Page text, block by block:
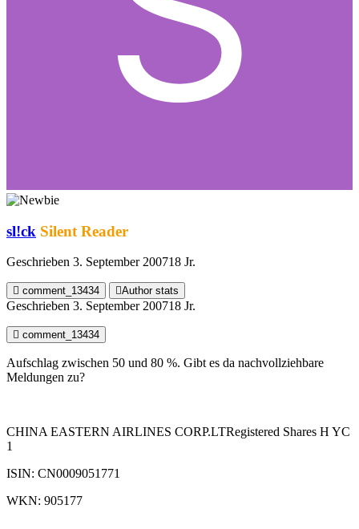
sl!ck Silent Reader
Geschrieben 3. September 200718 Jr.
comment_13434 Author stats
Geschrieben 3. September 200718 Jr.
comment_13434
Aufschlag zwischen 50 und 80 %. Gibt es da nachvollziehbare
Meldungen zu?
CHINA EASTERN AIRLINES CORP.LTRegistered Shares H YC
1
ISIN: CN0009051771
WKN: 905177